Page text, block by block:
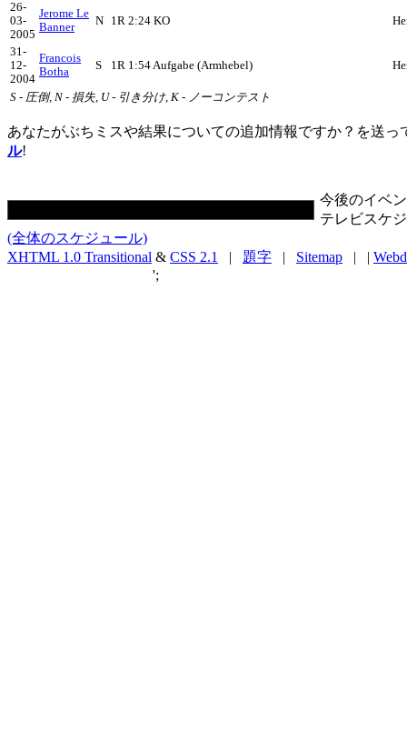
26-
03-
2005
Jerome Le
Banner
N 1R 2:24 KO
31-
12-
2004
Francois
Botha
S 1R 1:54 Aufgabe (Armhebel)
S - 圧倒, N - 損失, U - 引き分け, K - ノーコンテスト
あなたがぶちミスや結果についての追加情報ですか？を送っ
ル!
今後のイベ
テレビスケ
(全体のスケジュール)
XHTML 1.0 Transitional & CSS 2.1 | 題字 | Sitemap | |
';